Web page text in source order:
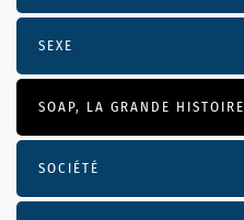
SEXE
SOAP, LA GRANDE HISTOIRE
SOCIÉTÉ